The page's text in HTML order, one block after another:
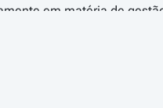
em matéria de